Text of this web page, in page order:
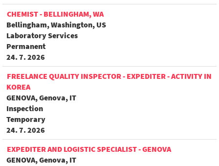
CHEMIST - BELLINGHAM, WA
Bellingham, Washington, US
Laboratory Services
Permanent
24. 7. 2026
FREELANCE QUALITY INSPECTOR - EXPEDITER - ACTIVITY IN
KOREA
GENOVA, Genova, IT
Inspection
Temporary
24. 7. 2026
EXPEDITER AND LOGISTIC SPECIALIST - GENOVA
GENOVA, Genova, IT